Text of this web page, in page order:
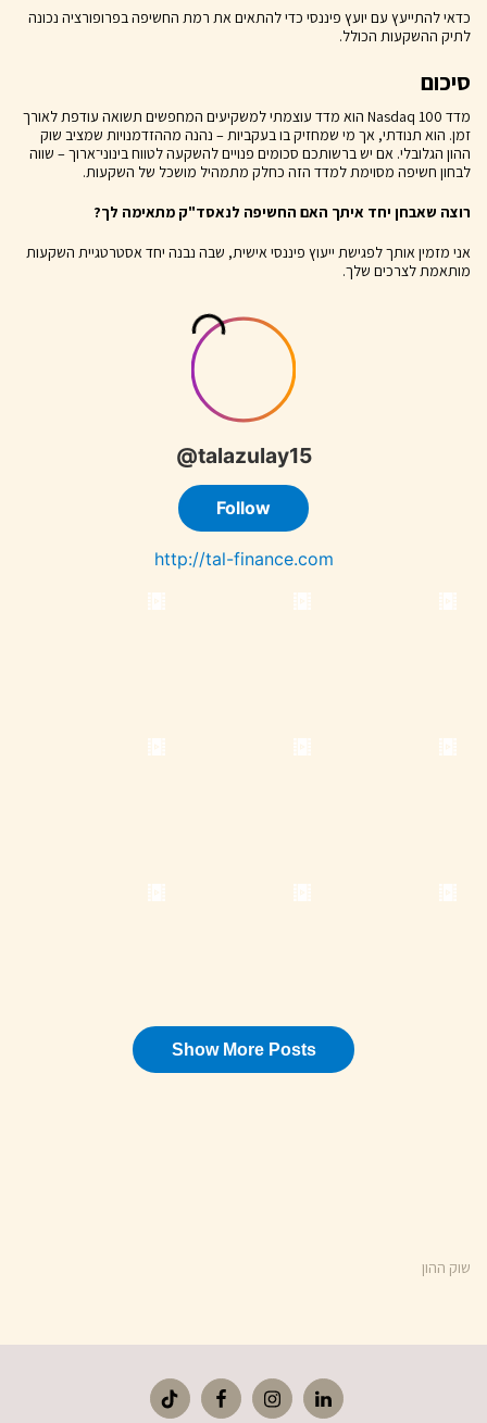
כדאי להתייעץ עם יועץ פיננסי כדי להתאים את רמת החשיפה בפרופורציה נכונה
לתיק ההשקעות הכולל.
סיכום
מדד Nasdaq 100 הוא מדד עוצמתי למשקיעים המחפשים תשואה עודפת לאורך
זמן. הוא תנודתי, אך מי שמחזיק בו בעקביות – נהנה מההזדמנויות שמציב שוק
ההון הגלובלי. אם יש ברשותכם סכומים פנויים להשקעה לטווח בינוני־ארוך – שווה
לבחון חשיפה מסוימת למדד הזה כחלק מתמהיל מושכל של השקעות.
רוצה שאבחן יחד איתך האם החשיפה לנאסד"ק מתאימה לך?
אני מזמין אותך לפגישת ייעוץ פיננסי אישית, שבה נבנה יחד אסטרטגיית השקעות
מותאמת לצרכים שלך.
שוק ההון